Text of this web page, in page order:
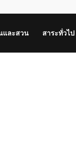
และสวน สาระทั่วไป